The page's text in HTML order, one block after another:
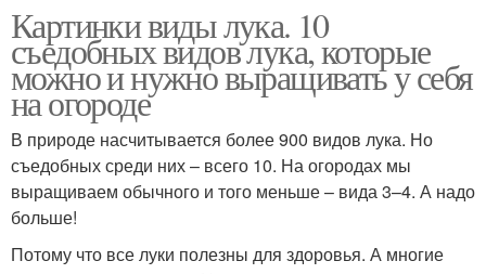
Картинки виды лука. 10
съедобных видов лука, которые
можно и нужно выращивать у себя
на огороде
В природе насчитывается более 900 видов лука. Но
съедобных среди них – всего 10. На огородах мы
выращиваем обычного и того меньше – вида 3–4. А надо
больше!
Потому что все луки полезны для здоровья. А многие